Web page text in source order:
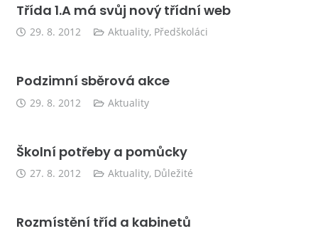
Třída 1.A má svůj nový třídní web
29. 8. 2012 Aktuality, Předškoláci
Podzimní sběrová akce
29. 8. 2012 Aktuality
Školní potřeby a pomůcky
27. 8. 2012 Aktuality, Důležité
Rozmístění tříd a kabinetů